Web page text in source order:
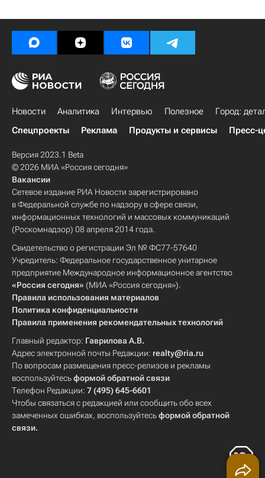
Новости Аналитика Интервью Полезное
Город:
Спецпроекты
Реклама Продукты и сервисы Пресс-
Версия 2023.1 Beta
© 2026 МИА «Россия сегодня»
Вакансии
Сетевое издание РИА Новости зарегистрировано
в Федеральной службе по надзору в сфере связи,
информационных технологий и массовых коммуникаций
(Роскомнадзор) 08 апреля 2014 года.
Свидетельство о регистрации Эл № ФС77-57640
Учредитель: Федеральное государственное унитарное
предприятие Международное информационное агентство
«Россия сегодня» (МИА «Россия сегодня»).
Правила использования материалов
Политика конфиденциальности
Правила применения рекомендательных технологий
Главный редактор: Гаврилова А.В.
Адрес электронной почты Редакции: realty@ria.ru
По вопросам размещения пресс-релизов и рекламы
воспользуйтесьформой обратной связи
Телефон Редакции: 7 (495) 645-6601
Чтобы связаться с редакцией или сообщить обо всех
замеченных ошибках, воспользуйтесьформой обратной
связи.